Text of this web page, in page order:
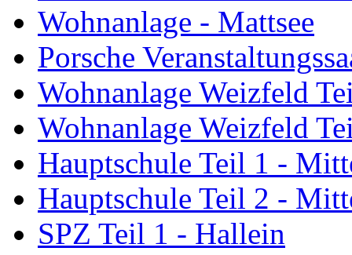
Wohnanlage - Mattsee
Porsche
Wohnanlage Weizfeld
Wohnanlage Weizfeld
Hauptschule Teil 1 -
Hauptschule Teil 2 -
SPZ Teil 1 - Hallein